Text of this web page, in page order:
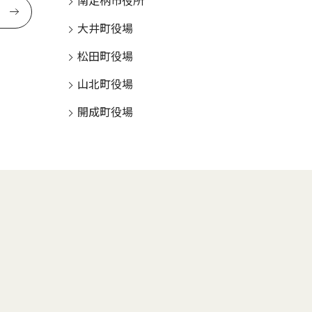
大井町役場
松田町役場
山北町役場
開成町役場